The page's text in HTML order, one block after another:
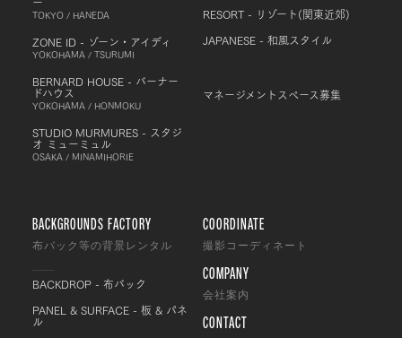
TOKYO / HANEDA
ZONE ID - ゾーン・アイディ
YOKOHAMA / TSURUMI
BERNARD HOUSE - バーナー
ドハウス
YOKOHAMA / HONMOKU
STUDIO MURMURES - スタジ
オ ミューミュル
OSAKA / MINAMIHORIE
RESORT - リゾート(関東近郊)
JAPANESE - 和風スタイル
マネージメントスペース募集
BACKGROUNDS FACTORY
布バック等の背景レンタル
BACKDROP - 布バック
PANEL & SURFACE - 板 & パネ
ル
COORDINATE
撮影コーディネート
COMPANY
会社案内
CONTACT